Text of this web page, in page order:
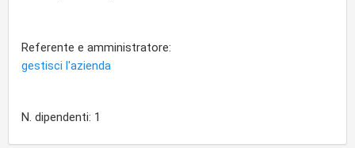
Referente e amministratore:
gestisci l'azienda
N. dipendenti: 1